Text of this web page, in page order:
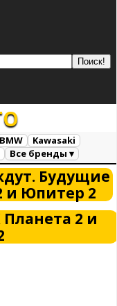
BMW
Kawasaki
Все бренды ▾
Будущие
и Юпитер 2
2 и